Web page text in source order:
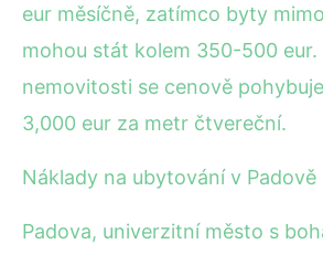
eur měsíčně, zatímco byty
mohou stát kolem 350-500 eur.
nemovitosti se cenově
3,000 eur za metr čtvereční.
Náklady na ubytování v Padově
Padova, univerzitní město s